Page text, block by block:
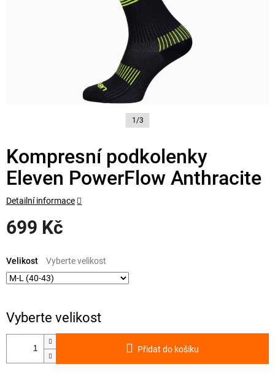
1/3
Kompresní podkolenky
Eleven PowerFlow Anthracite
699 Kč
cena:
Velikost
Přidat do košíku
Detailní informace